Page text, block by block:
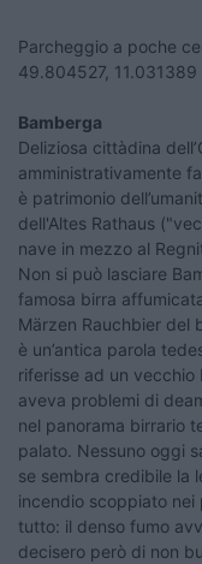
Parcheggio a poche
49.804527, 11.031389
Bamberga
Deliziosa cittàdina
amministrativamente
è patrimonio
dell'Altes Rathaus
nave in mezzo al
Non si può lasciare
famosa birra
Märzen Rauchbier del
è un’antica parola
riferisse ad un
aveva problemi di
nel panorama birrario
palato. Nessuno oggi
se sembra credibile la
incendio scoppiato nei
tutto: il denso fumo
decisero però di non